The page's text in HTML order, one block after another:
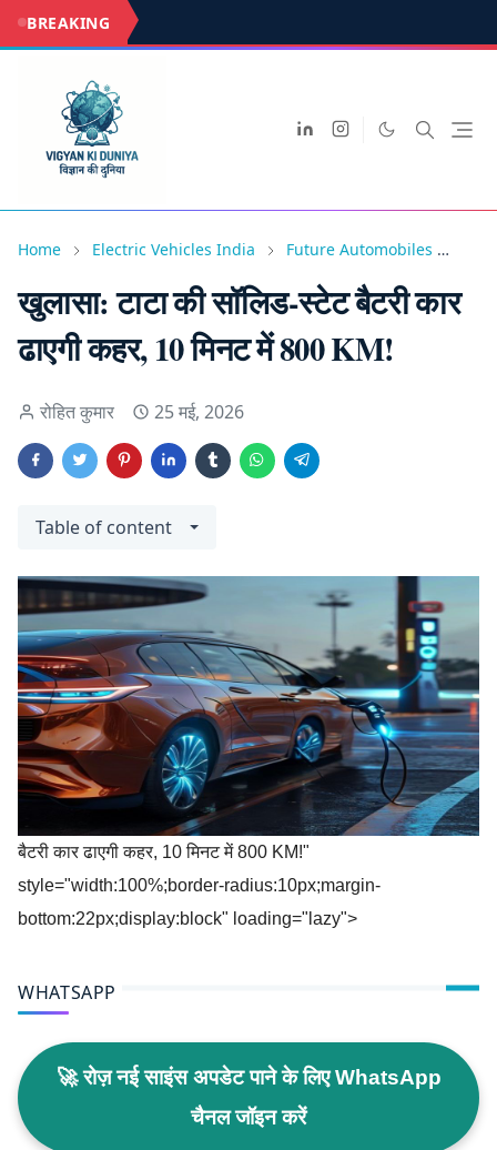
BREAKING
Home Electric Vehicles India Future Automobiles
खुलासा: टाटा की सॉलिड-स्टेट बैटरी कार
ढाएगी कहर, 10 मिनट में 800 KM!
रोहित कुमार 25 मई, 2026
Table of content
बैटरी कार ढाएगी कहर, 10 मिनट में 800 KM!"
style="width:100%;border-radius:10px;margin-
bottom:22px;display:block" loading="lazy">
WHATSAPP
🚀 रोज़ नई साइंस अपडेट पाने के लिए WhatsApp
चैनल जॉइन करें